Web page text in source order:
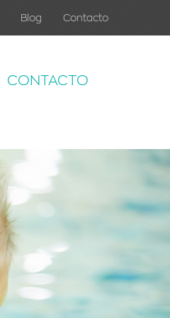
Blog Contacto
CONTACTO